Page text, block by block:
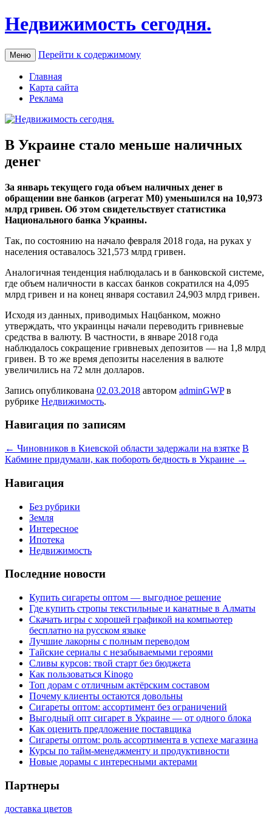
Недвижимость сегодня.
Меню Перейти к содержимому
Главная
Карта сайта
Реклама
В Украине стало меньше наличных
денег
Зa январь текущего года объем наличных денег в
обращении вне банков (агрегат М0) уменьшился на 10,973
млрд гривен. Об этом свидетельствует статистика
Национального банка Украины.
Так, по состоянию на начало февраля 2018 года, на руках у
населения оставалось 321,573 млрд гривен.
Аналогичная тенденция наблюдалась и в банковской системе,
где объем наличности в кассах банков сократился на 4,095
млрд гривен и на конец января составил 24,903 млрд гривен.
Исходя из данных, приводимых Нацбанком, можно
утверждать, что украинцы начали переводить гривневые
средства в валюту. В частности, в январе 2018 года
наблюдалось сокращение гривневых депозитов — на 1,8 млрд
гривен. В то же время депозиты населения в валюте
увеличились на 72 млн долларов.
Запись опубликована 02.03.2018 автором adminGWPв
рубрике Недвижимость.
Навигация по записям
← Чиновников в Киевской области задержали на взятке В
Кабмине придумали, как побороть бедность в Украине →
Навигация
Без рубрики
Земля
Интересное
Ипотека
Недвижимость
Последние новости
Купить сигареты оптом — выгодное решение
Где купить стропы текстильные и канатные в Алматы
Скачать игры с хорошей графикой на компьютер
бесплатно на русском языке
Лучшие лакорны с полным переводом
Тайские сериалы с незабываемыми героями
Сливы курсов: твой старт без бюджета
Как пользоваться Kinogo
Топ дорам с отличным актёрским составом
Почему клиенты остаются довольны
Сигареты оптом: ассортимент без ограничений
Выгодный опт сигарет в Украине — от одного блока
Как оценить предложение поставщика
Сигареты оптом: роль ассортимента в успехе магазина
Курсы по тайм-менеджменту и продуктивности
Новые дорамы с интересными актерами
Партнеры
доставка цветов